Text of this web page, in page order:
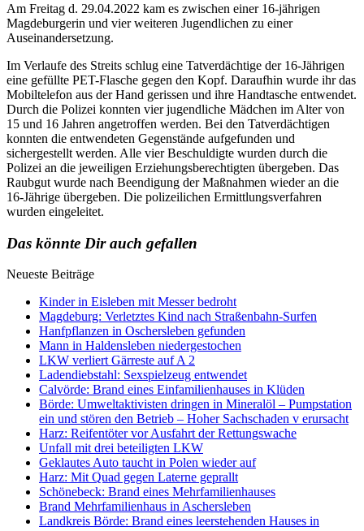
Am Freitag d. 29.04.2022 kam es zwischen einer 16-jährigen
Magdeburgerin und vier weiteren Jugendlichen zu einer
Auseinandersetzung.
Im Verlaufe des Streits schlug eine Tatverdächtige der 16-Jährigen
eine gefüllte PET-Flasche gegen den Kopf. Daraufhin wurde ihr das
Mobiltelefon aus der Hand gerissen und ihre Handtasche entwendet.
Durch die Polizei konnten vier jugendliche Mädchen im Alter von
15 und 16 Jahren angetroffen werden. Bei den Tatverdächtigen
konnten die entwendeten Gegenstände aufgefunden und
sichergestellt werden. Alle vier Beschuldigte wurden durch die
Polizei an die jeweiligen Erziehungsberechtigten übergeben. Das
Raubgut wurde nach Beendigung der Maßnahmen wieder an die
16-Jährige übergeben. Die polizeilichen Ermittlungsverfahren
wurden eingeleitet.
Das könnte Dir auch gefallen
Neueste Beiträge
Kinder in Eisleben mit Messer bedroht
Magdeburg: Verletztes Kind nach Straßenbahn-Surfen
Hanfpflanzen in Oschersleben gefunden
Mann in Haldensleben niedergestochen
LKW verliert Gärreste auf A 2
Ladendiebstahl: Sexspielzeug entwendet
Calvörde: Brand eines Einfamilienhauses in Klüden
Börde: Umweltaktivisten dringen in Mineralöl – Pumpstation
ein und stören den Betrieb – Hoher Sachschaden v erursacht
Harz: Reifentöter vor Ausfahrt der Rettungswache
Unfall mit drei beteiligten LKW
Geklautes Auto taucht in Polen wieder auf
Harz: Mit Quad gegen Laterne geprallt
Schönebeck: Brand eines Mehrfamilienhauses
Brand Mehrfamilienhaus in Aschersleben
Landkreis Börde: Brand eines leerstehenden Hauses in